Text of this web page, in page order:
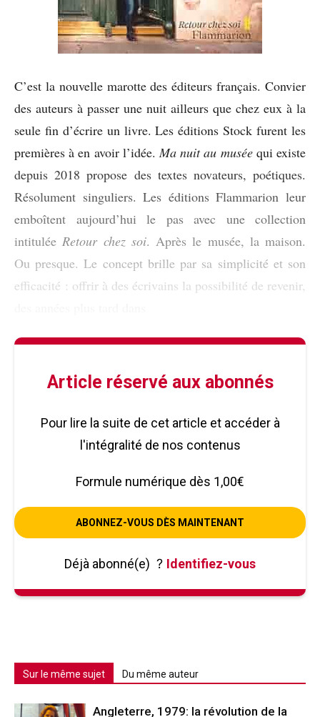
C’est la nouvelle marotte des éditeurs français. Convier
des auteurs à passer une nuit ailleurs que chez eux à la
seule fin d’écrire un livre. Les éditions Stock furent les
premières à en avoir l’idée. Ma nuit au muséequi existe
depuis 2018 propose des textes novateurs, poétiques.
Résolument singuliers. Les éditions Flammarion leur
emboîtent aujourd’hui le pas avec une collection
intitulée Retour chez soi. Après le musée, la maison.
Ou presque. Le concept brille par sa simplicité et son
efficacité : offrir à des écrivains la possibilité de revenir,
Article réservé aux abonnés
Pour lire la suite de cet article et accéder à
l'intégralité de nos contenus
Formule numérique dès 1,00€
ABONNEZ-VOUS DÈS MAINTENANT
Déjà abonné(e) ? Identifiez-vous
Sur le même sujet Du même auteur
Angleterre, 1979: la révolution de la